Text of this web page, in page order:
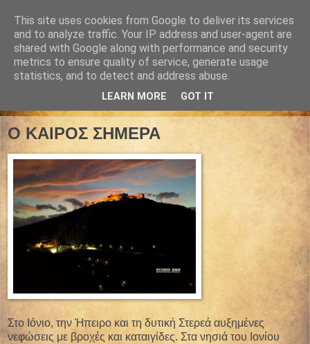
21 Νοεμβρίου 2025
Ο ΚΑΙΡΟΣ ΣΗΜΕΡΑ
Στο Ιόνιο, την Ήπειρο και τη δυτική Στερεά αυξημένες
νεφώσεις με βροχές και καταιγίδες. Στα νησιά του Ιονίου
This site uses cookies from Google to deliver its services
and to analyze traffic. Your IP address and user-agent are
shared with Google along with performance and security
metrics to ensure quality of service, generate usage
statistics, and to detect and address abuse.
LEARN MORE GOT IT